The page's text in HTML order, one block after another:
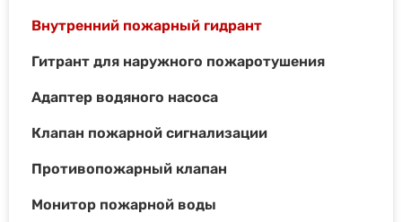
Внутренний пожарный гидрант
Гитрант для наружного пожаротушения
Адаптер водяного насоса
Клапан пожарной сигнализации
Противопожарный клапан
Монитор пожарной воды